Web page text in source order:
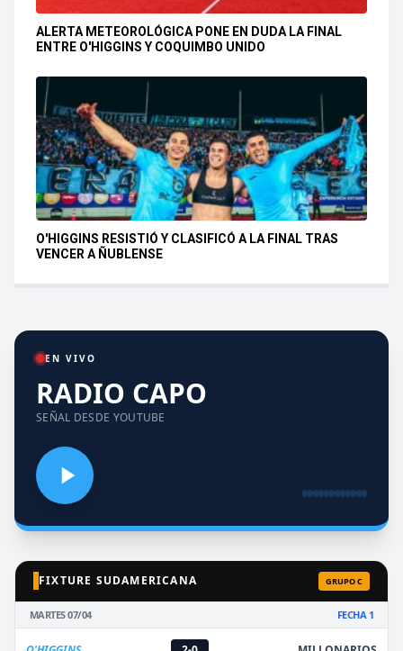
ALERTA METEOROLÓGICA PONE EN DUDA LA FINAL
ENTRE O'HIGGINS Y COQUIMBO UNIDO
O'HIGGINS RESISTIÓ Y CLASIFICÓ A LA FINAL TRAS
VENCER A ÑUBLENSE
EN VIVO
RADIO CAPO
SEÑAL DESDE YOUTUBE
FIXTURE SUDAMERICANA GRUPO C
MARTES 07/04 FECHA 1